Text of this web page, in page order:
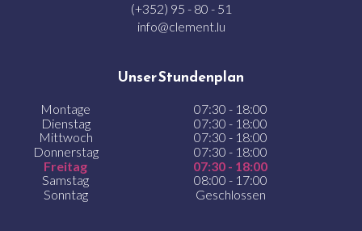
(+352) 95 - 80 - 51
info@clement.lu
Unser Stundenplan
Montage
07:30 - 18:00
Dienstag
07:30 - 18:00
Mittwoch
07:30 - 18:00
Donnerstag
07:30 - 18:00
Freitag
07:30 - 18:00
Samstag
08:00 - 17:00
Sonntag
Geschlossen